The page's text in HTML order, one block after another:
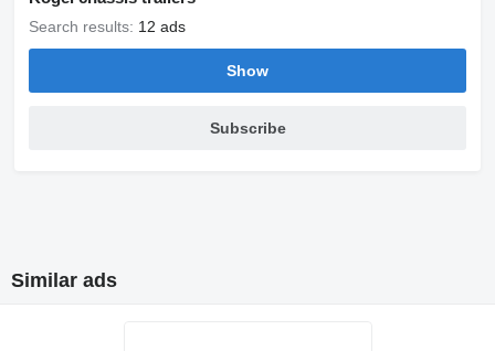
Search results: 12 ads
Show
Subscribe
Similar ads